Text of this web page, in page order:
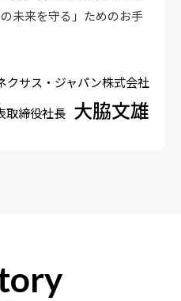
未来を守る」ためのお手
クサス・ジャパン株式会社
取締役社長 大脇文雄